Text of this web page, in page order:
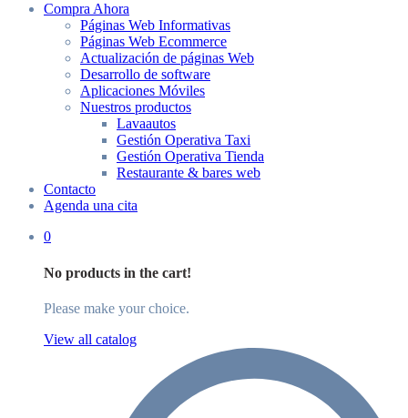
Compra Ahora
Páginas Web Informativas
Páginas Web Ecommerce
Actualización de páginas Web
Desarrollo de software
Aplicaciones Móviles
Nuestros productos
Lavaautos
Gestión Operativa Taxi
Gestión Operativa Tienda
Restaurante & bares web
Contacto
Agenda una cita
0
No products in the cart!
Please make your choice.
View all catalog